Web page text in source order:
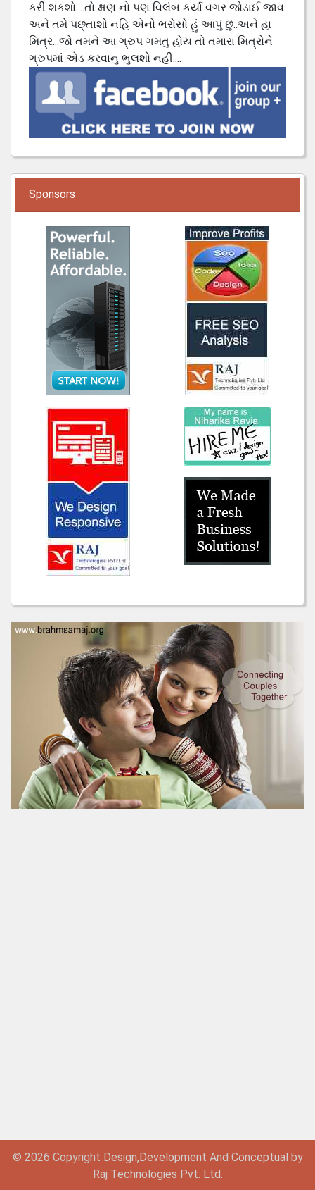
કરી શકશો....તો ક્ષણ નો પણ વિલંબ કર્યા વગર જોડાઈ જાવ
અને તમે પછ્તાશો નહિ એનો ભરોસો હું આપું છું..અને હા
મિત્ર...જો તમને આ ગ્રુપ ગમતુ હોય તો તમારા મિત્રોને
ગ્રુપમાં એડ કરવાનુ ભુલશો નહી....
Sponsors
© 2026 Copyright Design,Development And Conceptual by
Raj Technologies Pvt. Ltd.